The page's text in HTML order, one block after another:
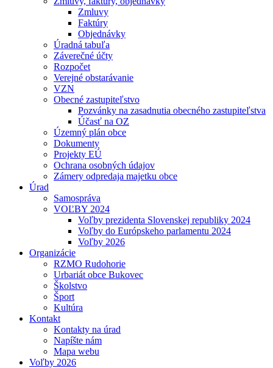
Zmluvy
Faktúry
Objednávky
Úradná tabuľa
Záverečné účty
Rozpočet
Verejné obstarávanie
VZN
Obecné zastupiteľstvo
Pozvánky na zasadnutia obecného zastupiteľstva
Účasť na OZ
Územný plán obce
Dokumenty
Projekty EÚ
Ochrana osobných údajov
Zámery odpredaja majetku obce
Úrad
Samospráva
VOĽBY 2024
Voľby prezidenta Slovenskej republiky 2024
Voľby do Európskeho parlamentu 2024
Voľby 2026
Organizácie
RZMO Rudohorie
Urbariát obce Bukovec
Školstvo
Šport
Kultúra
Kontakt
Kontakty na úrad
Napíšte nám
Mapa webu
Voľby 2026